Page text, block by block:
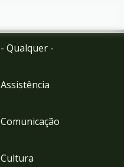
- Qualquer -
Assistência
Comunicação
Cultura